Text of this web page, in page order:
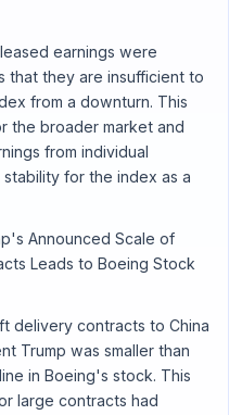
earnings were
that they are insufficient to
from a downturn. This
the broader market and
from individual
for the index as a
Announced Scale of
Leads to Boeing Stock
delivery contracts to China
Trump was smaller than
in Boeing's stock. This
large contracts had